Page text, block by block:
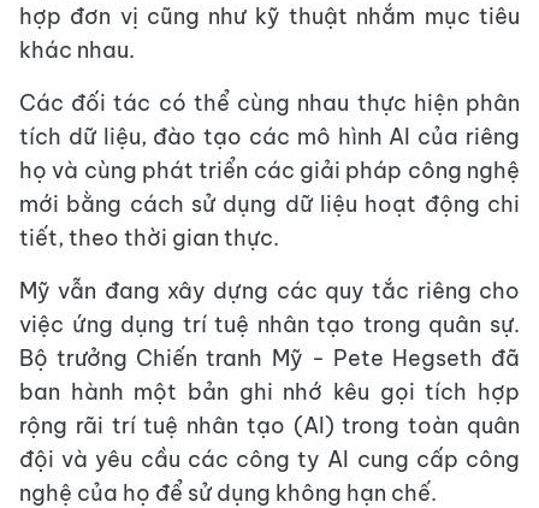
hợp đơn vị cũng như kỹ thuật nhắm mục tiêu
khác nhau.
Các đối tác có thể cùng nhau thực hiện phân
tích dữ liệu, đào tạo các mô hình AI của riêng
họ và cùng phát triển các giải pháp công nghệ
mới bằng cách sử dụng dữ liệu hoạt động chi
tiết, theo thời gian thực.
Mỹ vẫn đang xây dựng các quy tắc riêng cho
việc ứng dụng trí tuệ nhân tạo trong quân sự.
Bộ trưởng Chiến tranh Mỹ - Pete Hegseth đã
ban hành một bản ghi nhớ kêu gọi tích hợp
rộng rãi trí tuệ nhân tạo (AI) trong toàn quân
đội và yêu cầu các công ty AI cung cấp công
nghệ của họ để sử dụng không hạn chế.